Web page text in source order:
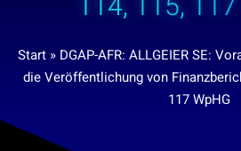
Start» DGAP-AFR: ALLGEIER SE:
die Veröffentlichung von
117 WpHG